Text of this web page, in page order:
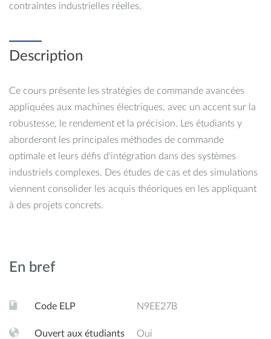
contraintes industrielles réelles.
Description
Ce cours présente les stratégies de commande avancées
appliquées aux machines électriques, avec un accent sur la
robustesse, le rendement et la précision. Les étudiants y
aborderont les principales méthodes de commande
optimale et leurs défis d'intégration dans des systèmes
industriels complexes. Des études de cas et des simulations
viennent consolider les acquis théoriques en les appliquant
à des projets concrets.
En bref
Code ELP N9EE27B
Ouvert aux étudiants
Oui